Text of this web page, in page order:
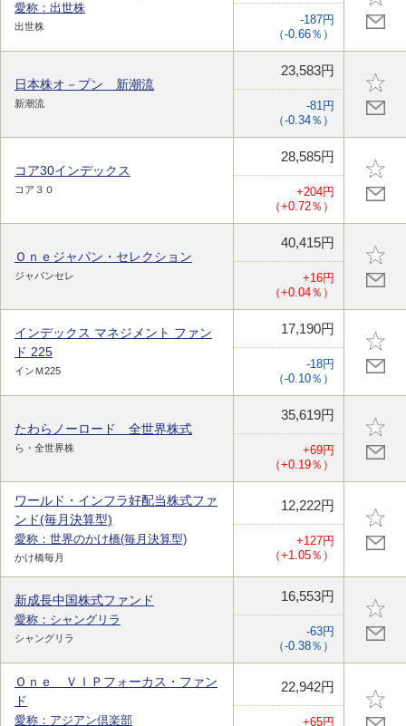
愛称：出世株
出世株
-187円
（-0.66％）
日本株オ－プン 新潮流
新潮流
23,583円
-81円
（-0.34％）
コア30インデックス
コア３０
28,585円
+204円
（+0.72％）
Ｏｎｅジャパン・セレクション
ジャパンセレ
40,415円
+16円
（+0.04％）
インデックス マネジメント ファン
ド 225
インＭ225
17,190円
-18円
（-0.10％）
たわらノーロード 全世界株式
ら・全世界株
35,619円
+69円
（+0.19％）
ワールド・インフラ好配当株式ファ
ンド(毎月決算型)
愛称：世界のかけ橋(毎月決算型)
かけ橋毎月
12,222円
+127円
（+1.05％）
新成長中国株式ファンド
愛称：シャングリラ
シャングリラ
16,553円
-63円
（-0.38％）
Ｏｎｅ ＶＩＰフォーカス・ファン
ド
愛称：アジアン倶楽部
22,942円
+65円